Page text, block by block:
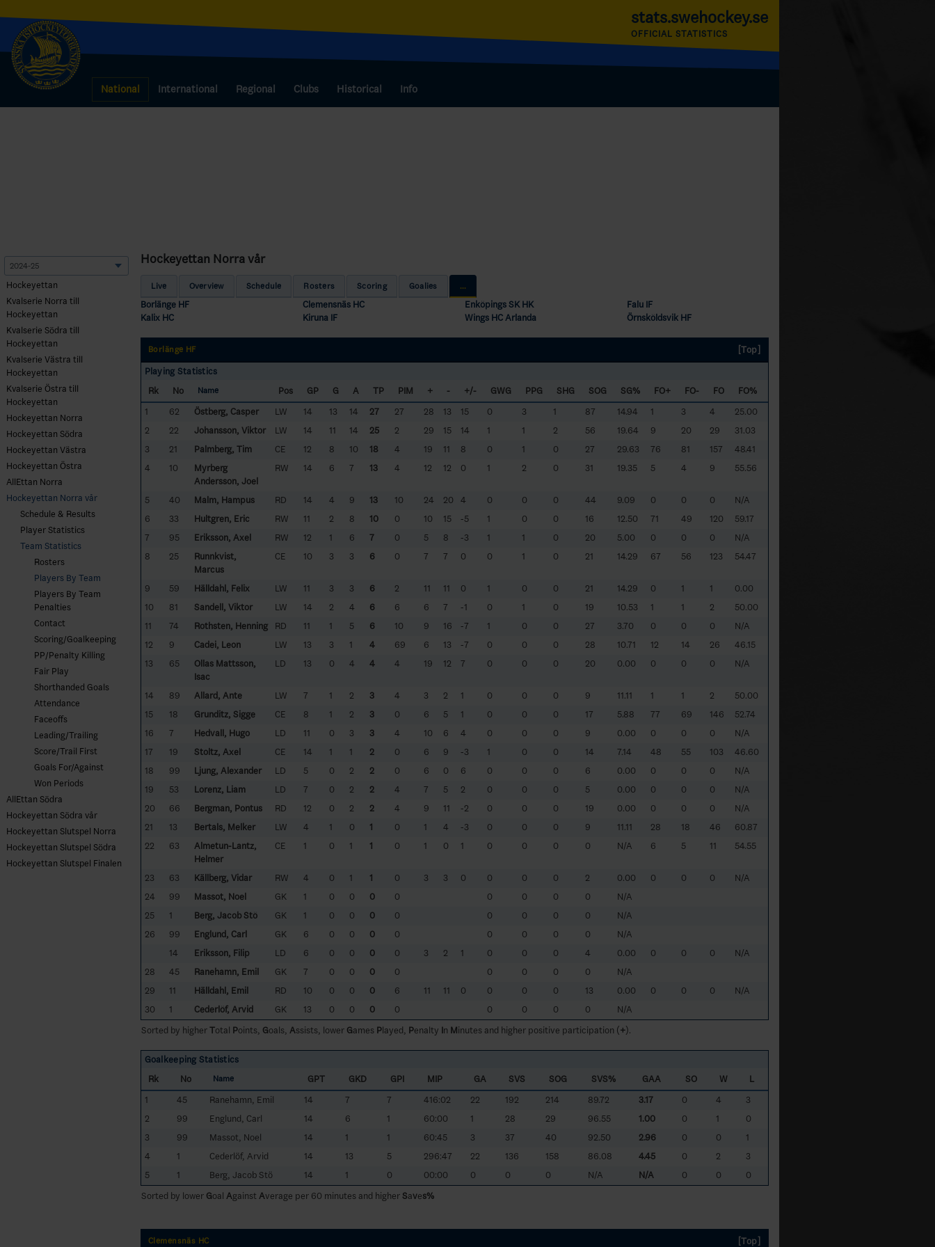
National International Regional Clubs Historical Info
stats.swehockey.se
OFFICIAL STATISTICS
Hockeyettan
Kvalserie Norra till
Hockeyettan
Kvalserie Södra till
Hockeyettan
Kvalserie Västra till
Hockeyettan
Kvalserie Östra till
Hockeyettan
Hockeyettan Norra
Hockeyettan Södra
Hockeyettan Västra
Hockeyettan Östra
AllEttan Norra
Hockeyettan Norra vår
Schedule & Results
Player Statistics
Team Statistics
Rosters
Players By Team
Players By Team
Penalties
Contact
Scoring/Goalkeeping
PP/Penalty Killing
Fair Play
Shorthanded Goals
Attendance
Faceoffs
Leading/Trailing
Score/Trail First
Goals For/Against
Won Periods
AllEttan Södra
Hockeyettan Södra vår
Hockeyettan Slutspel Norra
Hockeyettan Slutspel Södra
Hockeyettan Slutspel Finalen
Hockeyettan Norra vår
Live Overview Schedule Rosters Scoring Goalies ...
Borlänge HF Clemensnäs HC Enköpings SK HK
Falu IF
Kalix HC
Kiruna IF Wings HC Arlanda Örnsköldsvik HF
Borlänge HF
[Top]
Playing Statistics
Rk
No Name Pos GP G A TP PIM + - +/- GWG PPG SHG SOG SG% FO+ FO- FO
FO%
1
62 Östberg, Casper LW 14 13 14 27 27 28 13 15 0 3 1 87 14.94 1 3 4
25.00
2
22 Johansson, Viktor LW 14 11 14 25 2 29 15 14 1 1 2 56 19.64 9 20 29
31.03
3
21 Palmberg, Tim CE 12 8 10 18 4 19 11 8 0 1 0 27 29.63 76 81 157
48.41
4
10
Myrberg
Andersson, Joel
RW 14 6 7 13 4 12 12 0 1 2 0 31 19.35 5 4 9 55.56
5 40 Malm, Hampus RD 14 4 9 13 10 24 20 4 0 0 0 44 9.09 0 0 0
N/A
6
33 Hultgren, Eric RW 11 2 8 10 0 10 15 -5 1 0 0 16 12.50 71 49 120
59.17
7
95 Eriksson, Axel RW 12 1 6 7 0 5 8 -3 1 1 0 20 5.00 0 0 0
N/A
8
25
Runnkvist,
Marcus
CE 10 3 3 6 0 7 7 0 0 1 0 21 14.29 67 56 123 54.47
9 59 Hälldahl, Felix LW 11 3 3 6 2 11 11 0 1 0 0 21 14.29 0 1 1
0.00
10
81 Sandell, Viktor LW 14 2 4 6 6 6 7 -1 0 1 0 19 10.53 1 1 2
50.00
11
74 Rothsten, Henning RD 11 1 5 6 10 9 16 -7 1 0 0 27 3.70 0 0 0
N/A
12
9 Cadei, Leon LW 13 3 1 4 69 6 13 -7 0 0 0 28 10.71 12 14 26
46.15
13
65
Ollas Mattsson,
Isac
LD 13 0 4 4 4 19 12 7 0 0 0 20 0.00 0 0 0 N/A
14 89 Allard, Ante LW 7 1 2 3 4 3 2 1 0 0 0 9 11.11 1 1 2
50.00
15
18 Grunditz, Sigge CE 8 1 2 3 0 6 5 1 0 0 0 17 5.88 77 69 146
52.74
16
7 Hedvall, Hugo LD 11 0 3 3 4 10 6 4 0 0 0 9 0.00 0 0 0
N/A
17
19 Stoltz, Axel CE 14 1 1 2 0 6 9 -3 1 0 0 14 7.14 48 55 103
46.60
18
99 Ljung, Alexander LD 5 0 2 2 0 6 0 6 0 0 0 6 0.00 0 0 0
N/A
19
53 Lorenz, Liam LD 7 0 2 2 4 7 5 2 0 0 0 5 0.00 0 0 0
N/A
20
66 Bergman, Pontus RD 12 0 2 2 4 9 11 -2 0 0 0 19 0.00 0 0 0
N/A
21
13 Bertals, Melker LW 4 1 0 1 0 1 4 -3 0 0 0 9 11.11 28 18 46
60.87
22
63
Almetun-Lantz,
Helmer
CE 1 0 1 1 0 1 0 1 0 0 0 0 N/A 6 5 11 54.55
23 63 Källberg, Vidar RW 4 0 1 1 0 3 3 0 0 0 0 2 0.00 0 0 0
N/A
24
99 Massot, Noel GK 1 0 0 0 0 0 0 0 0
N/A
25
1 Berg, Jacob Stö GK 1 0 0 0 0 0 0 0 0
N/A
26
99 Englund, Carl GK 6 0 0 0 0 0 0 0 0
N/A
14
Eriksson, Filip LD 6 0 0 0 0 3 2 1 0 0 0 4 0.00 0 0 0
N/A
28
45 Ranehamn, Emil GK 7 0 0 0 0 0 0 0 0
N/A
29
11 Hälldahl, Emil RD 10 0 0 0 6 11 11 0 0 0 0 13 0.00 0 0 0
N/A
30
1 Cederlöf, Arvid GK 13 0 0 0 0 0 0 0 0
N/A
Sorted by higherTotal Points, Goals, Assists, lower Games Played, Penalty In Minutes and higher positive participation (+).
Goalkeeping Statistics
Rk
No Name GPT GKD GPI MIP GA SVS SOG SVS% GAA SO W
L
1
45 Ranehamn, Emil 14 7 7 416:02 22 192 214 89.72 3.17 0 4
3
2
99 Englund, Carl 14 6 1 60:00 1 28 29 96.55 1.00 0 1
0
3
99 Massot, Noel 14 1 1 60:45 3 37 40 92.50 2.96 0 0
1
4
1 Cederlöf, Arvid 14 13 5 296:47 22 136 158 86.08 4.45 0 2
3
5
1 Berg, Jacob Stö 14 1 0 00:00 0 0 0 N/A N/A 0 0
0
Sorted by lower Goal Against Average per 60 minutes and higherSaves%
Clemensnäs HC
[Top]